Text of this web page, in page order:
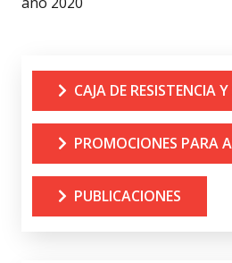
CAJA DE RESISTENCIA
PROMOCIONES PARA
PUBLICACIONES